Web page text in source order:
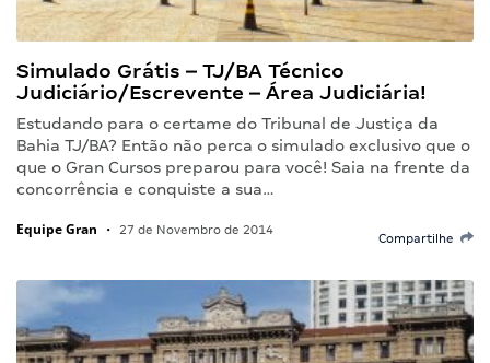
Simulado Grátis – TJ/BA Técnico
Judiciário/Escrevente – Área Judiciária!
Estudando para o certame do Tribunal de Justiça da
Bahia TJ/BA? Então não perca o simulado exclusivo que o
que o Gran Cursos preparou para você! Saia na frente da
concorrência e conquiste a sua…
Equipe Gran • 27 de Novembro de 2014
Compartilhe